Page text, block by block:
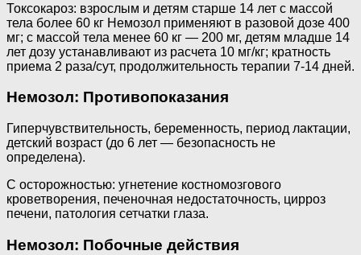
Токсокароз: взрослым и детям старше 14 лет с массой
тела более 60 кг Немозол применяют в разовой дозе 400
мг; с массой тела менее 60 кг — 200 мг, детям младше 14
лет дозу устанавливают из расчета 10 мг/кг; кратность
приема 2 раза/сут, продолжительность терапии 7-14 дней.
Немозол: Противопоказания
Гиперчувствительность, беременность, период лактации,
детский возраст (до 6 лет — безопасность не
определена).
C осторожностью: угнетение костномозгового
кроветворения, печеночная недостаточность, цирроз
печени, патология сетчатки глаза.
Немозол: Побочные действия